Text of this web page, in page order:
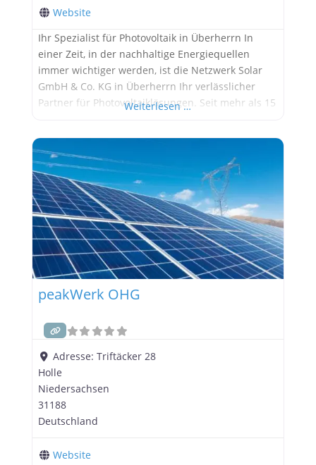
Website
Ihr Spezialist für Photovoltaik in Überherrn In
einer Zeit, in der nachhaltige Energiequellen
immer wichtiger werden, ist die Netzwerk Solar
GmbH & Co. KG in Überherrn Ihr verlässlicher
Partner für Photovoltaiklösungen. Seit mehr als 15
bieten Ihnen maßgeschneiderte Lösungen, die
sowohl umweltfreundlich als auch kosteneffizient
sind. Warum Photovoltaik? Photovoltaik ist eine
der
Weiterlesen …
peakWerk OHG
Adresse:Triftäcker 28
Holle
Niedersachsen
31188
Deutschland
Website